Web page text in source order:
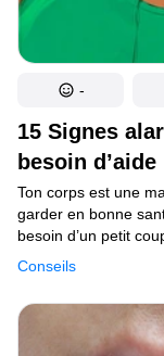
15 Signes
besoin d’aide
Conseils
Ton corps est une
garder en bonne
besoin d’un petit
signaux. Voici 14
-